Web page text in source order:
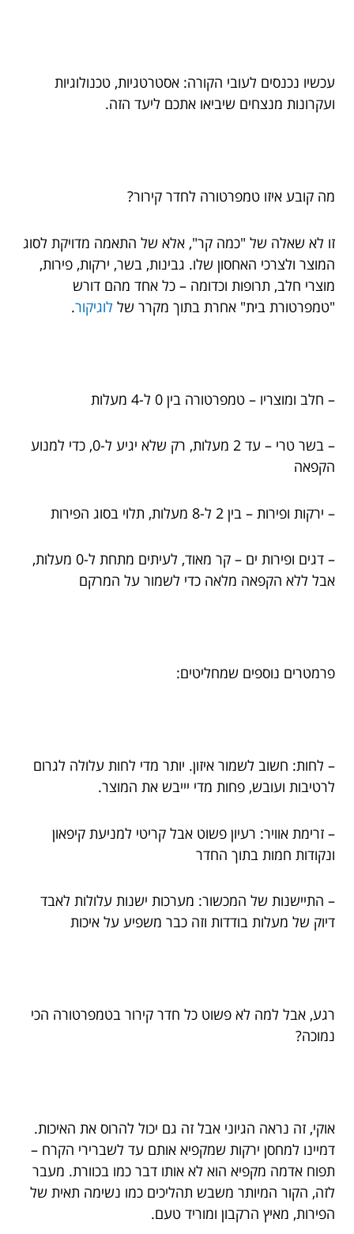
עכשיו נכנסים לעובי הקורה: אסטרטגיות, טכנולוגיות
ועקרונות מנצחים שיביאו אתכם ליעד הזה.
מה קובע איזו טמפרטורה לחדר קירור?
זו לא שאלה של "כמה קר", אלא של התאמה מדויקת לסוג
המוצר ולצרכי האחסון שלו. גבינות, בשר, ירקות, פירות,
מוצרי חלב, תרופות וכדומה – כל אחד מהם דורש
"טמפרטורת בית" אחרת בתוך מקרר של לוגיקור.
– חלב ומוצריו – טמפרטורה בין 0 ל-4 מעלות
– בשר טרי – עד 2 מעלות, רק שלא יגיע ל-0, כדי למנוע
הקפאה
– ירקות ופירות – בין 2 ל-8 מעלות, תלוי בסוג הפירות
– דגים ופירות ים – קר מאוד, לעיתים מתחת ל-0 מעלות,
אבל ללא הקפאה מלאה כדי לשמור על המרקם
פרמטרים נוספים שמחליטים:
– לחות: חשוב לשמור איזון. יותר מדי לחות עלולה לגרום
לרטיבות ועובש, פחות מדי יייבש את המוצר.
– זרימת אוויר: רעיון פשוט אבל קריטי למניעת קיפאון
ונקודות חמות בתוך החדר
– התיישנות של המכשור: מערכות ישנות עלולות לאבד
דיוק של מעלות בודדות וזה כבר משפיע על איכות
רגע, אבל למה לא פשוט כל חדר קירור בטמפרטורה הכי
נמוכה?
אוקי, זה נראה הגיוני אבל זה גם יכול להרוס את האיכות.
דמיינו למחסן ירקות שמקפיא אותם עד לשברירי הקרח –
תפוח אדמה מקפיא הוא לא אותו דבר כמו בכוורת. מעבר
לזה, הקור המיותר משבש תהליכים כמו נשימה תאית של
הפירות, מאיץ הרקבון ומוריד טעם.